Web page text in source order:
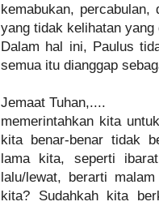
kemabukan, percabulan,
yang tidak kelihatan
Dalam hal ini, Paulus
semua itu dianggap
Jemaat Tuhan,....
memerintahkan kita
kita benar-benar tidak
lama kita, seperti
lalu/lewat, berarti
kita? Sudahkah kita